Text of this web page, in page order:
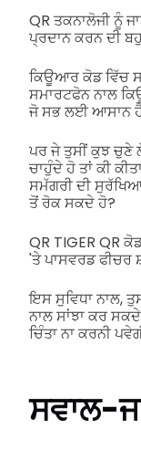
QR ਤਕਨਾਲੋਜੀ ਨੂੰ
ਪ੍ਰਦਾਨ ਕਰਨ ਦੀ
ਕਿਊਆਰ ਕੋਡ ਵਿੱਚ
ਸਮਾਰਟਫੋਨ ਨਾਲ
ਜੋ ਸਭ ਲਈ ਆਸਾਨ
ਪਰ ਜੇ ਤੁਸੀਂ ਕੁਝ ਚੁਣੇ
ਚਾਹੁੰਦੇ ਹੋ ਤਾਂ ਕੀ
ਸਮੱਗਰੀ ਦੀ
ਤੋਂ ਰੋਕ ਸਕਦੇ ਹੋ?
QR TIGER QR
'ਤੇ ਪਾਸਵਰਡ ਫੀਚਰ
ਇਸ ਸੁਵਿਧਾ ਨਾਲ,
ਨਾਲ ਸਾਂਝਾ ਕਰ
ਚਿੰਤਾ ਨਾ ਕਰਨੀ
ਸਵਾਲ-